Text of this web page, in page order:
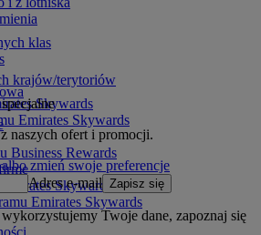
krajów/terytoriów
klas
Skywards
Emirates Skywards
Business Rewards
Emirates Skywards
Emirates Skywards
naszych ofert i promocji.
zmień swoje preferencje
Adres e-mail Zapisz się
Twoje dane, zapoznaj się
.